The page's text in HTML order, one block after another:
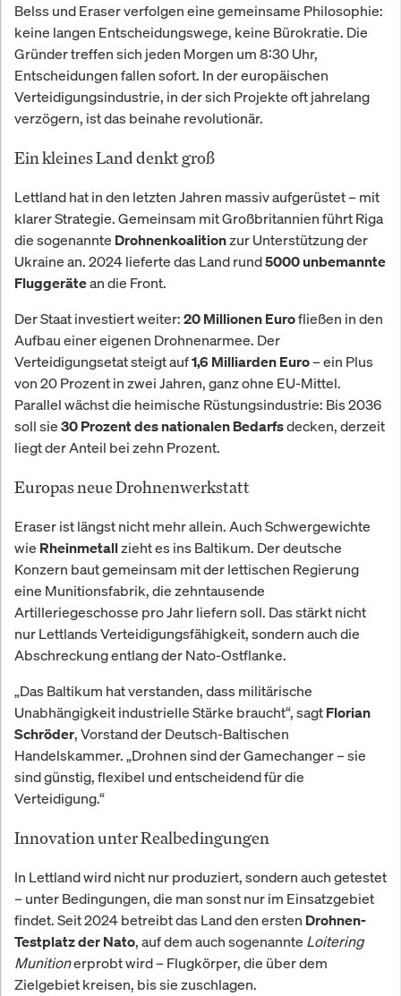
Belss und Eraser verfolgen eine gemeinsame Philosophie:
keine langen Entscheidungswege, keine Bürokratie. Die
Gründer treffen sich jeden Morgen um 8:30 Uhr,
Entscheidungen fallen sofort. In der europäischen
Verteidigungsindustrie, in der sich Projekte oft jahrelang
verzögern, ist das beinahe revolutionär.
Ein kleines Land denkt groß
Lettland hat in den letzten Jahren massiv aufgerüstet – mit
klarer Strategie. Gemeinsam mit Großbritannien führt Riga
die sogenannte Drohnenkoalitionzur Unterstützung der
Ukraine an. 2024 lieferte das Land rund5000 unbemannte
Fluggerätean die Front.
Der Staat investiert weiter: 20 Millionen Eurofließen in den
Aufbau einer eigenen Drohnenarmee. Der
Verteidigungsetat steigt auf1,6 Milliarden Euro– ein Plus
von 20 Prozent in zwei Jahren, ganz ohne EU-Mittel.
Parallel wächst die heimische Rüstungsindustrie: Bis 2036
soll sie 30 Prozent des nationalen Bedarfsdecken, derzeit
liegt der Anteil bei zehn Prozent.
Europas neue Drohnenwerkstatt
Eraser ist längst nicht mehr allein. Auch Schwergewichte
wie Rheinmetallzieht es ins Baltikum. Der deutsche
Konzern baut gemeinsam mit der lettischen Regierung
eine Munitionsfabrik, die zehntausende
Artilleriegeschosse pro Jahr liefern soll. Das stärkt nicht
nur Lettlands Verteidigungsfähigkeit, sondern auch die
Abschreckung entlang der Nato-Ostflanke.
„Das Baltikum hat verstanden, dass militärische
Unabhängigkeit industrielle Stärke braucht“, sagt Florian
Schröder, Vorstand der Deutsch-Baltischen
Handelskammer. „Drohnen sind der Gamechanger – sie
sind günstig, flexibel und entscheidend für die
Verteidigung.“
Innovation unter Realbedingungen
In Lettland wird nicht nur produziert, sondern auch getestet
– unter Bedingungen, die man sonst nur im Einsatzgebiet
findet. Seit 2024 betreibt das Land den ersten Drohnen-
Testplatz der Nato, auf dem auch sogenannte Loitering
Munitionerprobt wird – Flugkörper, die über dem
Zielgebiet kreisen, bis sie zuschlagen.